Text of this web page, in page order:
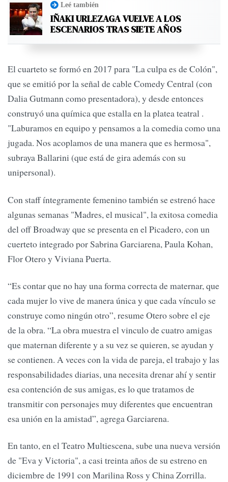
Leé también
IÑAKI URLEZAGA VUELVE A LOS
ESCENARIOS TRAS SIETE AÑOS
El cuarteto se formó en 2017 para "La culpa es de Colón",
que se emitió por la señal de cable Comedy Central (con
Dalia Gutmann como presentadora), y desde entonces
construyó una química que estalla en la platea teatral .
"Laburamos en equipo y pensamos a la comedia como una
jugada. Nos acoplamos de una manera que es hermosa",
subraya Ballarini (que está de gira además con su
unipersonal).
Con staff íntegramente femenino también se estrenó hace
algunas semanas "Madres, el musical", la exitosa comedia
del off Broadway que se presenta en el Picadero, con un
cuerteto integrado por Sabrina Garciarena, Paula Kohan,
Flor Otero y Viviana Puerta.
“Es contar que no hay una forma correcta de maternar, que
cada mujer lo vive de manera única y que cada vínculo se
construye como ningún otro”, resume Otero sobre el eje
de la obra. “La obra muestra el vinculo de cuatro amigas
que maternan diferente y a su vez se quieren, se ayudan y
se contienen. A veces con la vida de pareja, el trabajo y las
responsabilidades diarias, una necesita drenar ahí y sentir
esa contención de sus amigas, es lo que tratamos de
transmitir con personajes muy diferentes que encuentran
esa unión en la amistad”, agrega Garciarena.
En tanto, en el Teatro Multiescena, sube una nueva versión
de "Eva y Victoria", a casi treinta años de su estreno en
diciembre de 1991 con Marilina Ross y China Zorrilla.